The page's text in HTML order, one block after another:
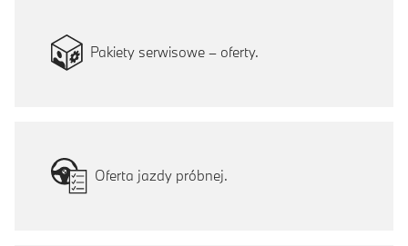
Pakiety serwisowe – oferty.
Oferta jazdy próbnej.